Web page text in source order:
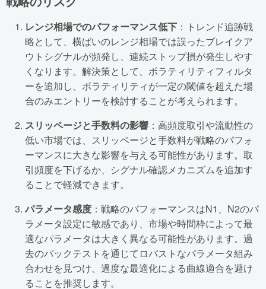
レンジ相場でのパフォーマンス低下 ：トレンド追跡戦
略として、横ばいのレンジ相場では誤ったブレイクア
ウトシグナルが頻発し、連続ストップ損が発生しやす
くなります。解決策として、ボラティリティフィルタ
ーを追加し、ボラティリティが一定の閾値を超えた場
合のみエントリーを検討することが考えられます。
スリッページと手数料の影響 ：高頻度取引や流動性の
低い市場では、スリッページと手数料が戦略のパフォ
ーマンスに大きな影響を与える可能性があります。取
引頻度を下げるか、シグナル確認メカニズムを追加す
ることで軽減できます。
パラメータ感度 ：戦略のパフォーマンスはN1、N2のパ
ラメータ設定に敏感であり、市場や時間枠によって最
適なパラメータは大きく異なる可能性があります。過
去のバックテストを通じてロバストなパラメータ組み
合わせを見つけ、過度な最適化による曲線適合を避け
ることを推奨します。